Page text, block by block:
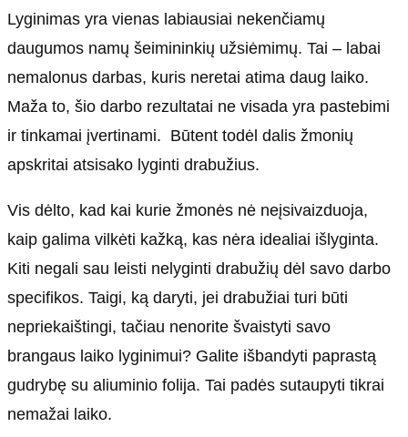
Lyginimas yra vienas labiausiai nekenčiamų
daugumos namų šeimininkių užsiėmimų. Tai – labai
nemalonus darbas, kuris neretai atima daug laiko.
Maža to, šio darbo rezultatai ne visada yra pastebimi
ir tinkamai įvertinami. Būtent todėl dalis žmonių
apskritai atsisako lyginti drabužius.
Vis dėlto, kad kai kurie žmonės nė neįsivaizduoja,
kaip galima vilkėti kažką, kas nėra idealiai išlyginta.
Kiti negali sau leisti nelyginti drabužių dėl savo darbo
specifikos. Taigi, ką daryti, jei drabužiai turi būti
nepriekaištingi, tačiau nenorite švaistyti savo
brangaus laiko lyginimui? Galite išbandyti paprastą
gudrybę su aliuminio folija. Tai padės sutaupyti tikrai
nemažai laiko.